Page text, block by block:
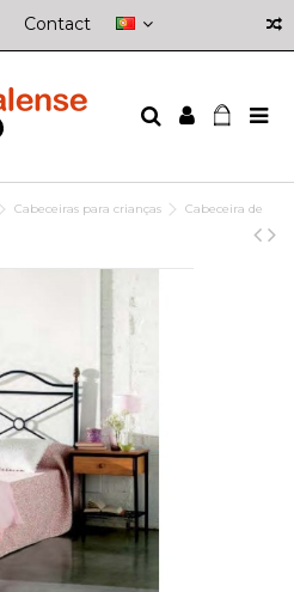
Contact
Cabeceiras para crianças
Cabeceira de